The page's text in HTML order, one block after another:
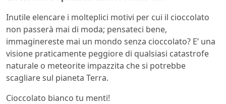
Inutile elencare i molteplici motivi per cui il cioccolato
non passerà mai di moda; pensateci bene,
immaginereste mai un mondo senza cioccolato? E’ una
visione praticamente peggiore di qualsiasi catastrofe
naturale o meteorite impazzita che si potrebbe
scagliare sul pianeta Terra.
Cioccolato bianco tu menti!